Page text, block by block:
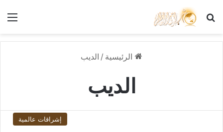
بحث عن
الرئيسية / الديب
الديب
إشراقات عالمية